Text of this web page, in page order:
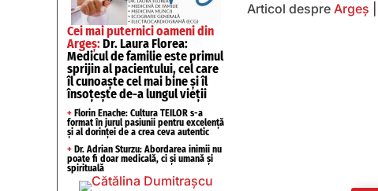
Cei mai puternici oameni din
Argeș:Dr. Laura Florea:
Medicul de familie este primul
sprijin al pacientului, cel care
îl cunoaște cel mai bine și îl
însoțește de-a lungul vieții
+ Florin Enache: Cultura TEILOR s-a
format în jurul pasiunii pentru excelență
și al dorinței de a crea ceva autentic
+ Dr. Adrian Sturzu: Abordarea inimii nu
poate fi doar medicală, ci și umană și
spirituală
Articol despre Argeș